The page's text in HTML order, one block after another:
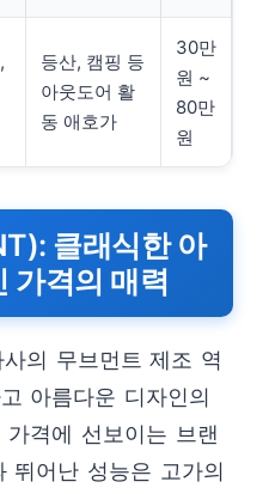
등산, 캠핑 등
아웃도어 활
동 애호가
30만
원 ~
80만
원
클래식한 아
가격의 매력
의 무브먼트 제조 역
아름다운 디자인의
격에 선보이는 브랜
뛰어난 성능은 고가의